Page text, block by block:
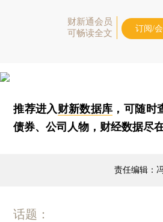
财新通会员
可畅读全文
订阅/
推荐进入财新数据库 ，可随时
债券、公司人物，财经数据尽在
责任编辑：
话题：